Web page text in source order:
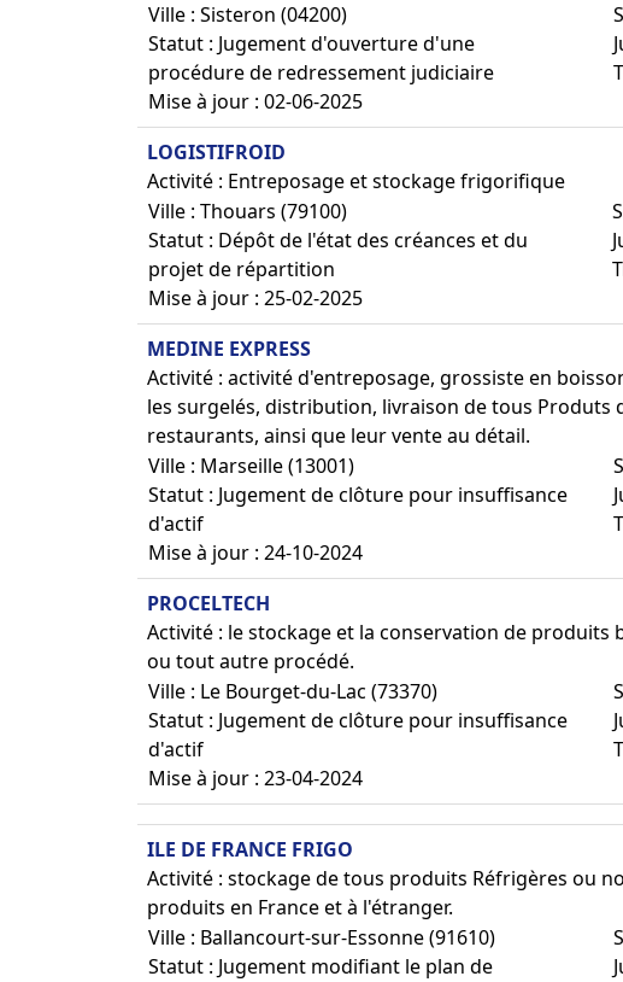
Ville : Sisteron (04200)
Statut : Jugement d'ouverture d'une
procédure de redressement judiciaire
Mise à jour : 02-06-2025
LOGISTIFROID
Activité : Entreposage et stockage frigorifique
Ville : Thouars (79100)
Statut : Dépôt de l'état des créances et du
projet de répartition
Mise à jour : 25-02-2025
MEDINE EXPRESS
Activité : activité d'entreposage, grossiste en
les surgelés, distribution, livraison de tous Produts
restaurants, ainsi que leur vente au détail.
Ville : Marseille (13001)
Statut : Jugement de clôture pour insuffisance
d'actif
Mise à jour : 24-10-2024
PROCELTECH
Activité : le stockage et la conservation de
ou tout autre procédé.
Ville : Le Bourget-du-Lac (73370)
Statut : Jugement de clôture pour insuffisance
d'actif
Mise à jour : 23-04-2024
ILE DE FRANCE FRIGO
Activité : stockage de tous produits Réfrigères ou
produits en France et à l'étranger.
Ville : Ballancourt-sur-Essonne (91610)
Statut : Jugement modifiant le plan de